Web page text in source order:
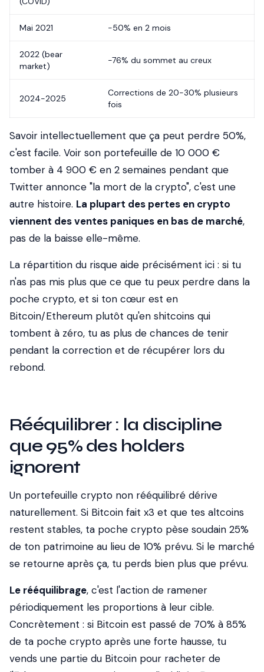
Mai 2021 -50% en 2 mois
2022 (bear
market)
-76% du sommet au creux
2024-2025
Corrections de 20-30% plusieurs
fois
Savoir intellectuellement que ça peut perdre 50%,
c'est facile. Voir son portefeuille de 10 000 €
tomber à 4 900 € en 2 semaines pendant que
Twitter annonce "la mort de la crypto", c'est une
autre histoire. La plupart des pertes en crypto
viennent des ventes paniques en bas de marché,
pas de la baisse elle-même.
La répartition du risque aide précisément ici : si tu
n'as pas mis plus que ce que tu peux perdre dans la
poche crypto, et si ton cœur est en
Bitcoin/Ethereum plutôt qu'en shitcoins qui
tombent à zéro, tu as plus de chances de tenir
pendant la correction et de récupérer lors du
rebond.
Rééquilibrer : la discipline
que 95% des holders
ignorent
Un portefeuille crypto non rééquilibré dérive
naturellement. Si Bitcoin fait x3 et que tes altcoins
restent stables, ta poche crypto pèse soudain 25%
de ton patrimoine au lieu de 10% prévu. Si le marché
se retourne après ça, tu perds bien plus que prévu.
Le rééquilibrage, c'est l'action de ramener
périodiquement les proportions à leur cible.
Concrètement : si Bitcoin est passé de 70% à 85%
de ta poche crypto après une forte hausse, tu
vends une partie du Bitcoin pour racheter de